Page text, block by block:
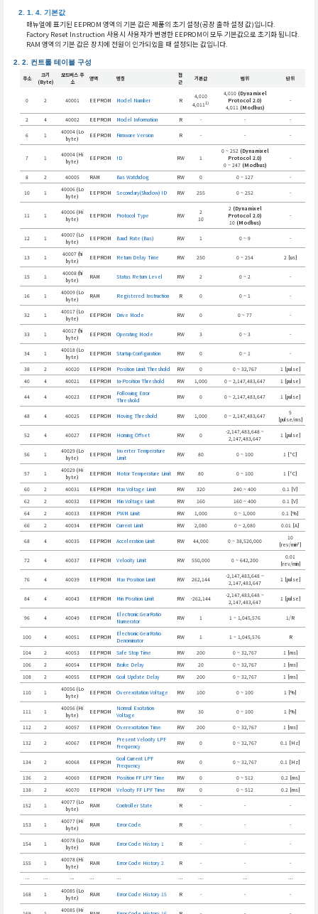
기본값
매뉴얼에 표기된 EEPROM 영역의 기본 값은 제품의 초기 설정(공장 출하 설정 값)입니다.
Factory Reset Instruction 사용시 사용자가 변경한 EEPROM이 모두 기본값으로 초기화 됩니다.
RAM 영역의 기본 값은 장치에 전원이 인가되었을 때 설정되는 값입니다.
컨트롤 테이블 구성
주소
크기
(Byte)
모드버스 주
소
영역 명칭
접
근
기본값 범위 단위
0 2 40001 EEPROM Model Number R
4,010
4,0111)
4,010 (Dynamixel
Protocol 2.0)
4,011 (Modbus)
-
2 4 40002 EEPROM Model Information R - - -
6 1
40004 (Lo
byte)
EEPROM Firmware Version R - - -
7 1
40004 (Hi
byte)
EEPROM ID RW 1
0 ~ 252 (Dynamixel
Protocol 2.0)
0 ~ 247 (Modbus)
-
8 2 40005 RAM Bus Watchdog RW 0 0 ~ 127 -
10 1
40006 (Lo
byte)
EEPROM Secondary(Shadow) ID RW 255 0 ~ 252 -
11 1
40006 (Hi
byte)
EEPROM Protocol Type RW
2
10
2 (Dynamixel
Protocol 2.0)
10 (Modbus)
-
12 1
40007 (Lo
byte)
EEPROM Baud Rate (Bus) RW 1 0 ~ 9 -
13 1
40007 (hi
byte)
EEPROM Return Delay Time RW 250 0 ~ 254 2 [us]
15 1
40008 (hi
byte)
RAM Status Return Level RW 2 0 ~ 2 -
16 1
40009 (Lo
byte)
RAM Registered Instruction R 0 0 ~ 1 -
32 1
40017 (Lo
byte)
EEPROM Drive Mode RW 0 0 ~ 77 -
33 1
40017 (hi
byte)
EEPROM Operating Mode RW 3 0 ~ 3 -
34 1
40018 (Lo
byte)
EEPROM Startup Configuration RW 0 0 ~ 1 -
38 2 40020 EEPROM Position Limit Threshold RW 0 0 ~ 32,767
1 [pulse]
40
4 40021 EEPROM In-Position Threshold RW 1,000 0 ~ 2,147,483,647 1 [pulse]
44 4 40023 EEPROM
Following Error
Threshold
RW 0 0 ~ 2,147,483,647 1 [pulse]
48 4 40025 EEPROM Moving Threshold RW 1,000 0 ~ 2,147,483,647
5
[pulse/ms]
52 4 40027 EEPROM Homing Offset RW 0
-2,147,483,648 ~
2,147,483,647
1 [pulse]
56 1
40029 (Lo
byte)
EEPROM
Inverter Temperature
Limit
RW 80 0 ~ 100 1 [°C]
57 1
40029 (Hi
byte)
EEPROM Motor Temperature Limit RW 80 0 ~ 100 1 [°C]
60 2 40031 EEPROM Max Voltage Limit RW 320 240 ~ 400
0.1 [V]
62
2 40032 EEPROM Min Voltage Limit RW 160 160 ~ 400
0.1 [V]
64
2 40033 EEPROM PWM Limit RW 1,000 0 ~ 1,000
0.1 [%]
66
2 40034 EEPROM Current Limit RW 2,080 0 ~ 2,080 0.01 [A]
68 4 40035 EEPROM Acceleration Limit RW 44,000 0 ~ 38,520,000
10
[rev/min²]
72 4 40037 EEPROM Velocity Limit RW 550,000 0 ~ 642,200
0.01
[rev/min]
76 4 40039 EEPROM Max Position Limit RW 262,144
-2,147,483,648 ~
2,147,483,647
1 [pulse]
84 4 40043 EEPROM Min Position Limit RW -262,144
-2,147,483,648 ~
2,147,483,647
1 [pulse]
96 4 40049 EEPROM
Electronic GearRatio
Numerator
RW 1 1 ~ 1,045,576 1/R
100 4 40051 EEPROM
Electronic GearRatio
Denominator
RW 1 1 ~ 1,045,576 R
104 2 40053 EEPROM Safe Stop Time RW 200 0 ~ 32,767
1 [ms]
106
2 40054 EEPROM Brake Delay RW 20 0 ~ 32,767
1 [ms]
108
2 40055 EEPROM Goal Update Delay RW 200 0 ~ 32,767 1 [ms]
110 1
40056 (Lo
byte)
EEPROM Overexcitation Voltage RW 100 0 ~ 100 1 [%]
111 1
40056 (Hi
byte)
EEPROM
Normal Excitation
Voltage
RW 30 0 ~ 100 1 [%]
112 2 40057 EEPROM Overexcitation Time RW 200 0 ~ 32,767 1 [ms]
132 2 40067 EEPROM
Present Velocity LPF
Frequency
RW 0 0 ~ 32,767 0.1 [Hz]
134 2 40068 EEPROM
Goal Current LPF
Frequency
RW 0 0 ~ 32,767 0.1 [Hz]
136 2 40069 EEPROM Position FF LPF Time RW 0 0 ~ 512
0.2 [ms]
138
2 40070 EEPROM Velocity FF LPF Time RW 0 0 ~ 512 0.2 [ms]
152 1
40077 (Lo
byte)
RAM Controller State R - - -
153 1
40077 (Hi
byte)
RAM Error Code R - - -
154 1
40078 (Lo
byte)
RAM Error Code History 1 R - - -
155 1
40078 (Hi
byte)
RAM Error Code History 2 R - - -
… … … … … … … … …
168 1
40085 (Lo
byte)
RAM Error Code History 15 R - - -
40085 (Hi